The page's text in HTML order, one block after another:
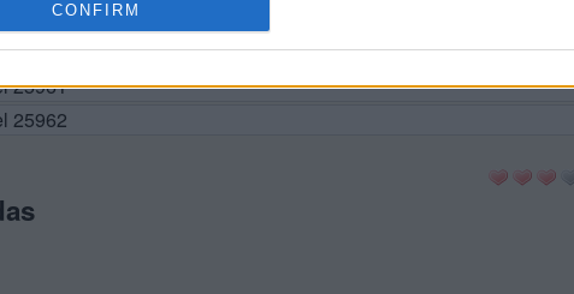
CONFIRM
25959
25960
25961
25962